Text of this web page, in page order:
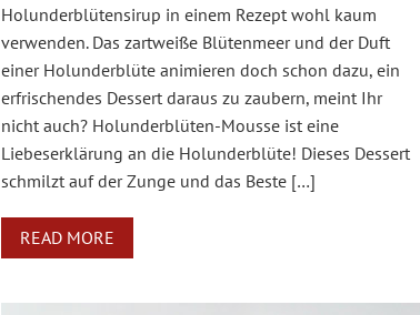
Holunderblütensirup in einem Rezept wohl kaum
verwenden. Das zartweiße Blütenmeer und der Duft
einer Holunderblüte animieren doch schon dazu, ein
erfrischendes Dessert daraus zu zaubern, meint Ihr
nicht auch? Holunderblüten-Mousse ist eine
Liebeserklärung an die Holunderblüte! Dieses Dessert
schmilzt auf der Zunge und das Beste […]
READ MORE